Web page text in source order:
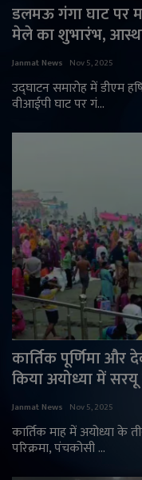
डलमऊ गंगा घाट पर
मेले का शुभारंभ,
Janmat News Nov 5, 2025
उद्घाटन समारोह में डीएम
वीआईपी घाट पर गं...
कार्तिक पूर्णिमा और
किया अयोध्या में सरयू
Janmat News Nov 5, 2025
कार्तिक माह में अयोध्या के
परिक्रमा, पंचकोसी ...